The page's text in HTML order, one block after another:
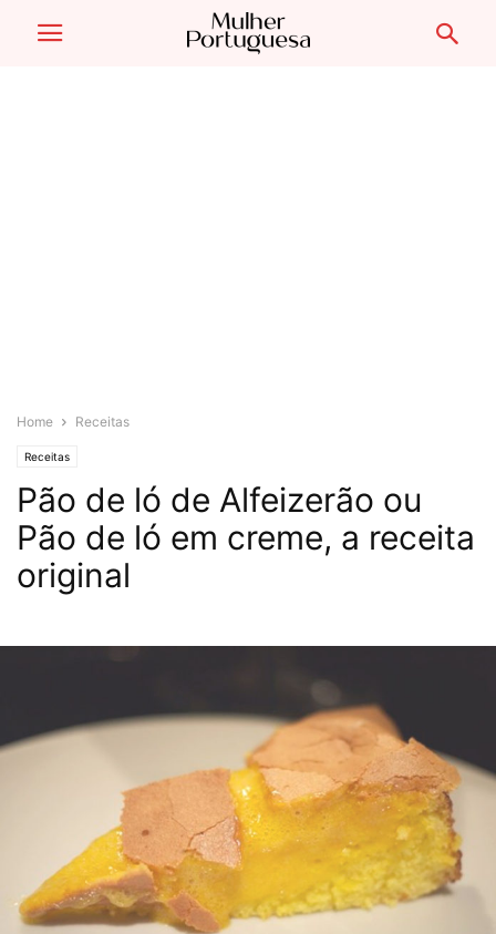
Home Receitas
Receitas
Pão de ló de Alfeizerão ou
Pão de ló em creme, a receita
original